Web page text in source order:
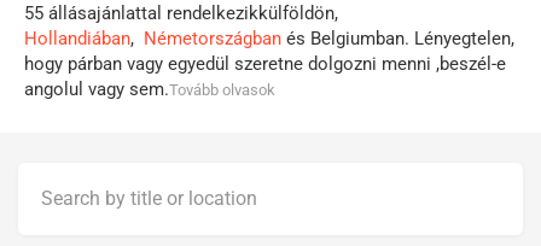
55 állásajánlattal rendelkezikkülföldön,
Hollandiában, Németországban és Belgiumban. Lényegtelen,
hogy párban vagy egyedül szeretne dolgozni menni ,beszél-e
angolul vagy sem.Tovább olvasok